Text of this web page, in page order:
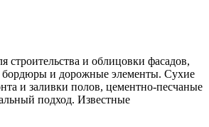
строительства и облицовки фасадов,
бордюры и дорожные элементы. Сухие
и заливки полов, цементно-песчаные
подход. Известные